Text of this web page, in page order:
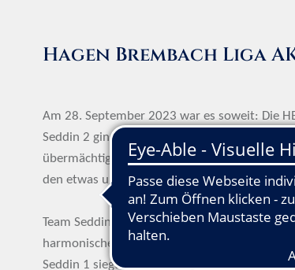
Hagen Brembach Liga
Am 28. September 2023 war es soweit: Die
Seddin 2 gingen an den Start und kämpften
übermächtigen Stärke des Teams Stolpe 1,
den etwas undankbaren, aber dennoch sehr
Team Seddin 1 ging kurz vor 13 Uhr gegen
harmonischem Wettstreit bei sehr guten
Seddin 1 siegte dank einer geschlossenen